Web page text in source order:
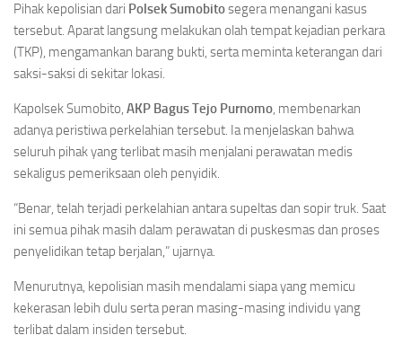
Pihak kepolisian dari Polsek Sumobitosegera menangani kasus
tersebut. Aparat langsung melakukan olah tempat kejadian perkara
(TKP), mengamankan barang bukti, serta meminta keterangan dari
saksi-saksi di sekitar lokasi.
Kapolsek Sumobito, AKP Bagus Tejo Purnomo, membenarkan
adanya peristiwa perkelahian tersebut. Ia menjelaskan bahwa
seluruh pihak yang terlibat masih menjalani perawatan medis
sekaligus pemeriksaan oleh penyidik.
“Benar, telah terjadi perkelahian antara supeltas dan sopir truk. Saat
ini semua pihak masih dalam perawatan di puskesmas dan proses
penyelidikan tetap berjalan,” ujarnya.
Menurutnya, kepolisian masih mendalami siapa yang memicu
kekerasan lebih dulu serta peran masing-masing individu yang
terlibat dalam insiden tersebut.